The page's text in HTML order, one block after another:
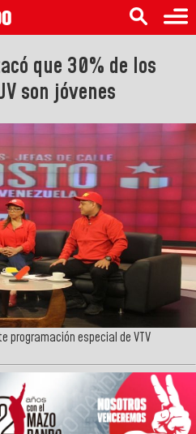
que 30% de los
son jóvenes
programación especial de VTV